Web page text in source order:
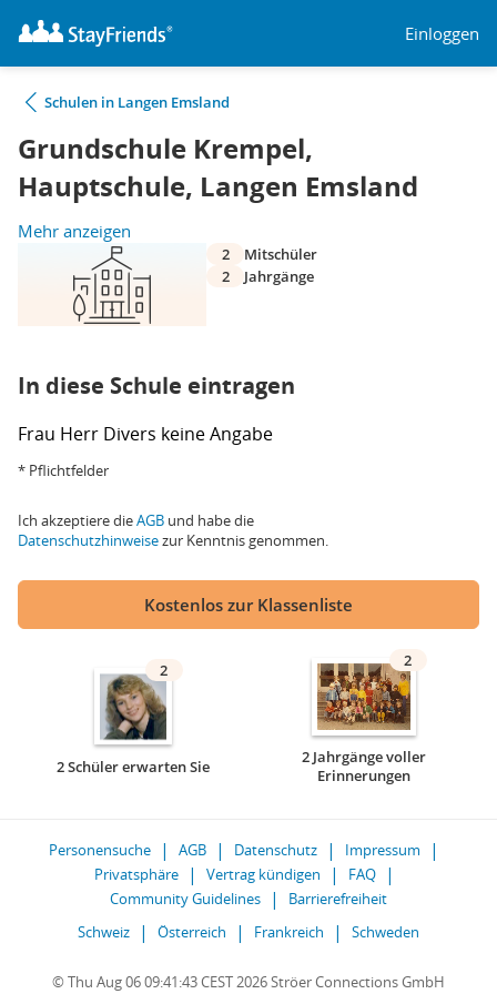
Einloggen
Schulen in Langen Emsland
Grundschule Krempel,
Hauptschule, Langen Emsland
Mehr anzeigen
2
Mitschüler
2
Jahrgänge
In diese Schule eintragen
Frau Herr Divers keine Angabe
* Pflichtfelder
Ich akzeptiere dieAGB und habe die
Datenschutzhinweisezur Kenntnis genommen.
Kostenlos zur Klassenliste
2
2 Schüler erwarten Sie
2
2 Jahrgänge voller
Erinnerungen
Personensuche AGB Datenschutz
Impressum
Privatsphäre
Vertrag kündigen
FAQ
Community Guidelines
Barrierefreiheit
Schweiz
Österreich Frankreich Schweden
© Thu Aug 06 09:41:43 CEST 2026 Ströer Connections GmbH